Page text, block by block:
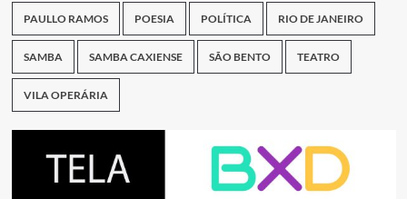
PAULLO RAMOS POESIA POLÍTICA RIO DE JANEIRO
SAMBA SAMBA CAXIENSE SÃO BENTO TEATRO
VILA OPERÁRIA